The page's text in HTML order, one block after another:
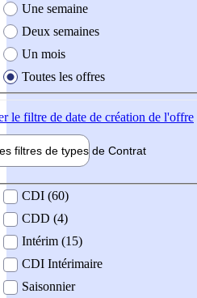
Une semaine
Deux semaines
Un mois
Toutes les offres
le filtre de date de création de l'offre
filtres de types de Contrat
contrat
CDI (60)
CDD (4)
Intérim (15)
CDI Intérimaire
Saisonnier